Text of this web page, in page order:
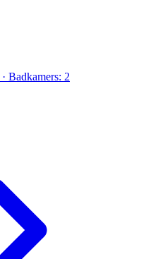
Badkamers: 2